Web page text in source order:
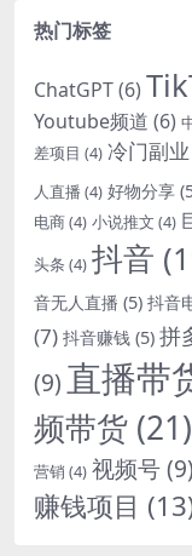
热门标签
ChatGPT(6)
Youtube频道 (6)
差项目 (4) 冷门副业
人直播 (4) 好物分享
电商(4) 小说推文 (4)
头条 (4) 抖音
音无人直播 (5) 抖音
(7) 抖音赚钱 (5) 拼
(9) 直播带
频带货 (21)
营销 (4) 视频号(9)
赚钱项目